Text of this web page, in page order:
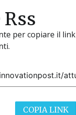
per copiare il link
COPIA LINK